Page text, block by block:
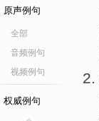
原声例句
全部
音频例句
视频例句
权威例句